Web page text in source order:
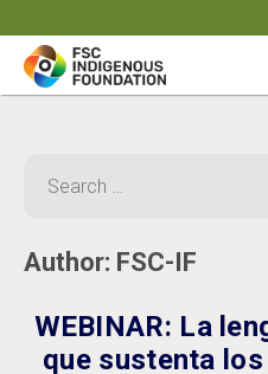
to
content
for:
Author: FSC-IF
WEBINAR: La
que sustenta